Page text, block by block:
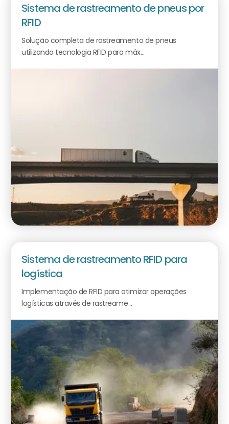
Sistema de rastreamento de pneus por
RFID
Solução completa de rastreamento de pneus
utilizando tecnologia RFID para máx...
Sistema de rastreamento RFID para
logística
Implementação de RFID para otimizar operações
logísticas através de rastreame...